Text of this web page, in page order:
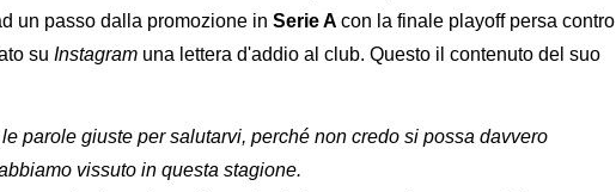
un passo dalla promozione in Serie A con la finale playoff persa contro
su Instagram una lettera d'addio al club. Questo il contenuto del suo
parole giuste per salutarvi, perché non credo si possa davvero
vissuto in questa stagione.